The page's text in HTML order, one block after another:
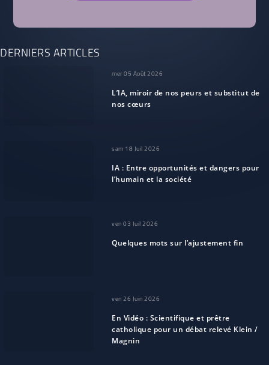
DERNIERS ARTICLES
mer 05 Août 2026
L’IA, miroir de nos peurs et substitut de
nos cœurs
sam 18 Juil 2026
IA : Entre opportunités et dangers pour
l’humain et la société
ven 03 Juil 2026
Quelques mots sur l’ajustement fin
ven 26 Juin 2026
En Vidéo : Scientifique et prêtre
catholique pour un débat relevé Klein /
Magnin